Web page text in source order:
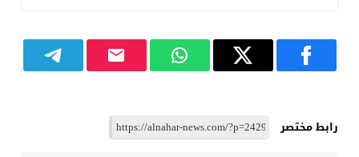
رابط مختصر